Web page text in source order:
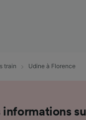
train Udine à Florence
informations